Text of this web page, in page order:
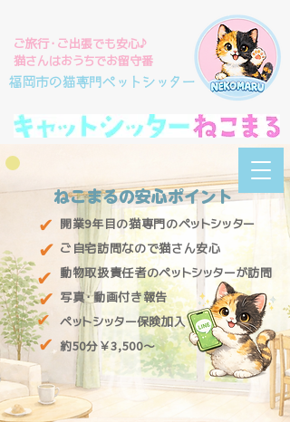
福岡市の猫専門ペットシッター
ご旅行・ご出張でも安心♪
猫さんはおうちでお留守番
ねこまるへ
ようこそ‼
MENU
ねこまるの安心ポイント
✔
✔
✔
✔
✔
✔
開業9年目の猫専門のペットシッター
ご自宅訪問なので猫さん安心
​動物取扱責任者のペットシッターが訪問
​写真・動画付き報告
​ペットシッター保険加入
​約50分￥3,500～